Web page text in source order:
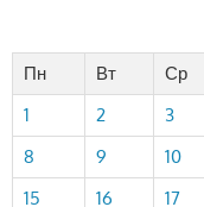
Пн
Вт Ср
1
2 3
8
9 10
15
16 17